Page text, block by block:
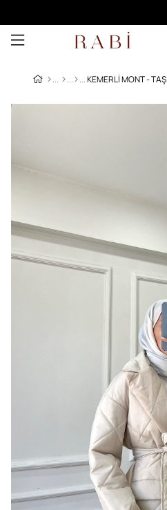
KEMERLI MONT - TAŞ